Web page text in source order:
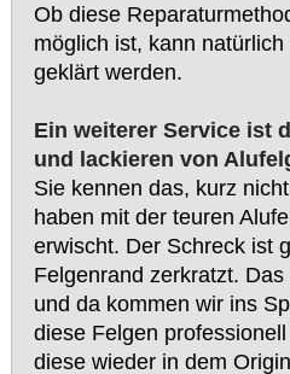
Ob diese
möglich ist, kann
geklärt werden.
Ein weiterer Service ist
und lackieren von
Sie kennen das, kurz
haben mit der teuren
erwischt. Der Schreck ist
Felgenrand zerkratzt.
und da kommen wir ins
diese Felgen
diese wieder in dem